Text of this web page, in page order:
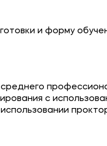
и форму
с